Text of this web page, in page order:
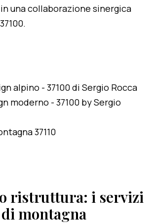
una collaborazione sinergica
ristruttura: i servizi
montagna